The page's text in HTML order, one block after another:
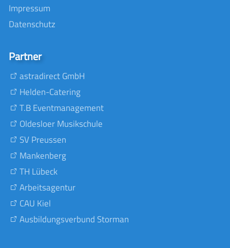
Impressum
Datenschutz
Partner
astradirect GmbH
Helden-Catering
T.B Eventmanagement
Oldesloer Musikschule
SV Preussen
Mankenberg
TH Lübeck
Arbeitsagentur
CAU Kiel
Ausbildungsverbund Storman